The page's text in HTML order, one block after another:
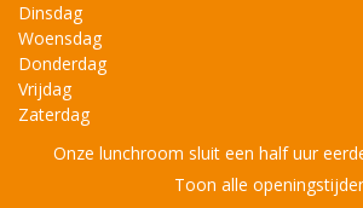
Dinsdag
Woensdag
Donderdag
Vrijdag
Zaterdag
Onze lunchroom sluit een half uur
Toon alle